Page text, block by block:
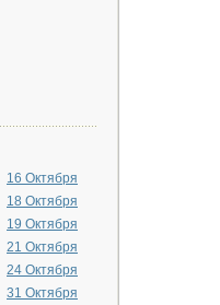
16 Октября
18 Октября
19 Октября
21 Октября
24 Октября
31 Октября